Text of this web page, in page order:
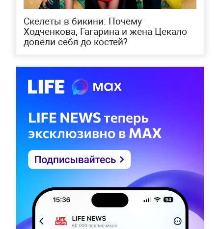
Скелеты в бикини: Почему
Ходченкова, Гагарина и жена Цекало
довели себя до костей?